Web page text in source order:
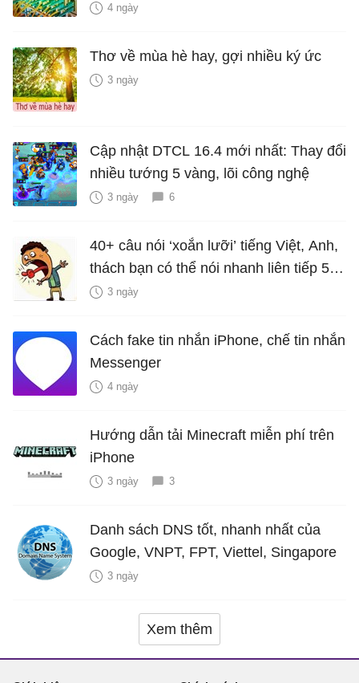
4 ngày
Thơ về mùa hè hay, gợi nhiều ký ức
3 ngày
Cập nhật DTCL 16.4 mới nhất: Thay đổi
nhiều tướng 5 vàng, lõi công nghệ
3 ngày 6
40+ câu nói ‘xoắn lưỡi’ tiếng Việt, Anh,
thách bạn có thể nói nhanh liên tiếp 5
lần mà vẫn trôi chảy
3 ngày
Cách fake tin nhắn iPhone, chế tin nhắn
Messenger
4 ngày
Hướng dẫn tải Minecraft miễn phí trên
iPhone
3 ngày 3
Danh sách DNS tốt, nhanh nhất của
Google, VNPT, FPT, Viettel, Singapore
3 ngày
Xem thêm